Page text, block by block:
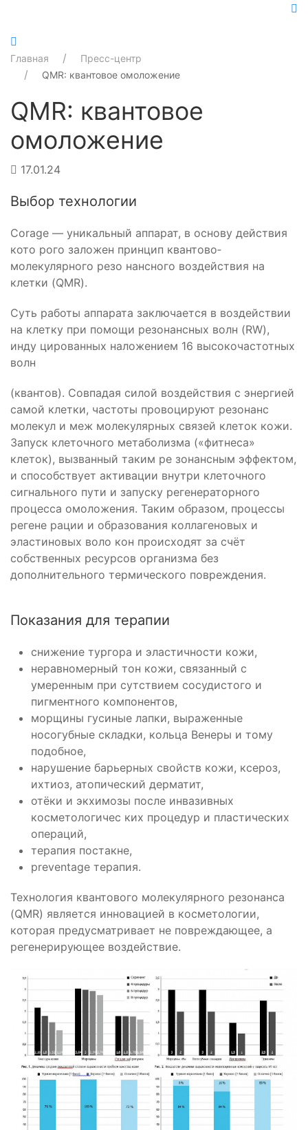
Главная
Пресс-центр
QMR: квантовое омоложение
QMR: квантовое
омоложение
17.01.24
Выбор технологии
Corage — уникальный аппарат, в основу действия
кото­ рого заложен принцип квантово­
молекулярного резо­ нансного воздействия на
клетки (QMR).
Суть работы аппарата заключается в воздействии
на клетку при помощи резонансных волн (RW),
инду­ цированных наложением 16 высокочастотных
волн
(квантов). Совпадая силой воздействия с энергией
самой клетки, частоты провоцируют резонанс
молекул и меж­ молекулярных связей клеток кожи.
Запуск клеточного метаболизма («фитнеса»
клеток), вызванный таким ре­ зонансным эффектом,
и способствует активации внутри­ клеточного
сигнального пути и запуску регенераторного
процесса омоложения. Таким образом, процессы
регене­ рации и образования коллагеновых и
эластиновых воло­ кон происходят за счёт
собственных ресурсов организма без
дополнительного термического повреждения.
Показания для терапии
снижение тургора и эластичности кожи,
неравномерный тон кожи, связанный с
умеренным при­ сутствием сосудистого и
пигментного компонентов,
морщины гусиные лапки, выраженные
носогубные складки, кольца Венеры и тому
подобное,
нарушение барьерных свойств кожи, ксероз,
ихтиоз, атопический дерматит,
отёки и экхимозы после инвазивных
косметологичес­ ких процедур и пластических
операций,
терапия постакне,
prevent­age терапия.
Технология квантового молекулярного резонанса
(QMR) является инновацией в косметологии,
которая предусматривает не повреждающее, а
регенерирующее воздействие.